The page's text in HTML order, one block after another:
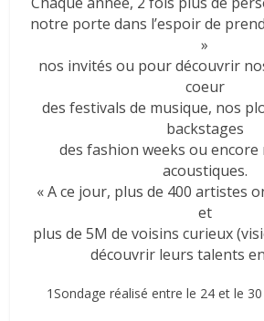
notre porte dans l’espoir de
»
nos invités ou pour découvrir
coeur
des festivals de musique, nos
backstages
des fashion weeks ou encore
acoustiques.
« A ce jour, plus de 400 artistes
et
plus de 5M de voisins curieux
découvrir leurs talents
1Sondage réalisé entre le 24 et le